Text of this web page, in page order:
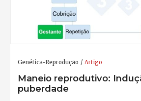
Genética-Reprodução Artigo
Maneio reprodutivo:
puberdade